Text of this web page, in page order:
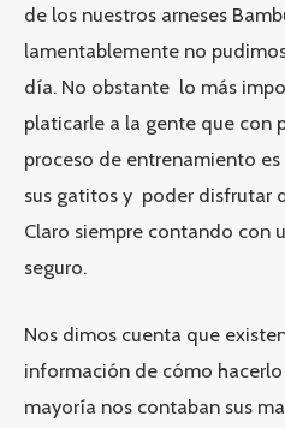
de los nuestros arneses
lamentablemente no
día. No obstante lo más
platicarle a la gente que con
proceso de entrenamiento
sus gatitos y poder disfrutar
Claro siempre contando con
seguro.
Nos dimos cuenta que
información de cómo
mayoría nos contaban sus